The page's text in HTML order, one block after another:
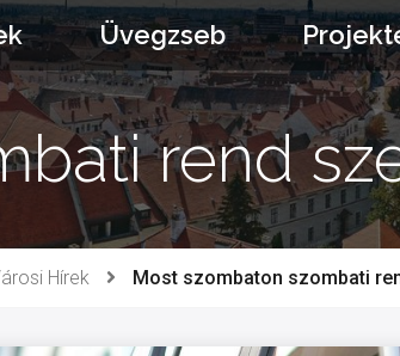
Üvegzseb
rend
Hírek Most szombaton szombati